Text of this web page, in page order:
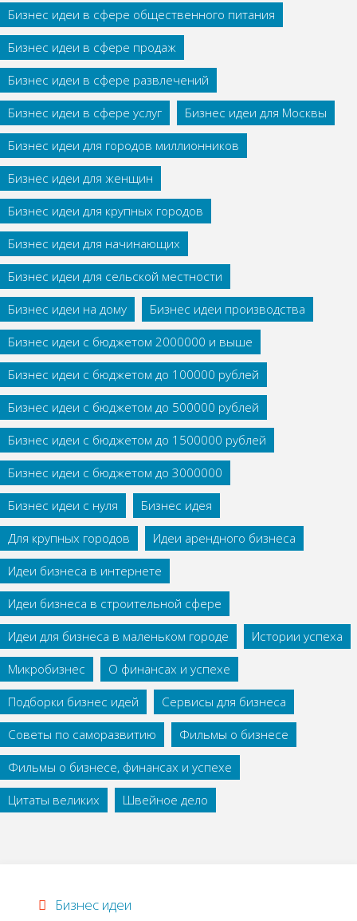
Бизнес идеи в сфере общественного питания
Бизнес идеи в сфере продаж
Бизнес идеи в сфере развлечений
Бизнес идеи в сфере услуг
Бизнес идеи для Москвы
Бизнес идеи для городов миллионников
Бизнес идеи для женщин
Бизнес идеи для крупных городов
Бизнес идеи для начинающих
Бизнес идеи для сельской местности
Бизнес идеи на дому
Бизнес идеи производства
Бизнес идеи с бюджетом 2000000 и выше
Бизнес идеи с бюджетом до 100000 рублей
Бизнес идеи с бюджетом до 500000 рублей
Бизнес идеи с бюджетом до 1500000 рублей
Бизнес идеи с бюджетом до 3000000
Бизнес идеи с нуля
Бизнес идея
Для крупных городов
Идеи арендного бизнеса
Идеи бизнеса в интернете
Идеи бизнеса в строительной сфере
Идеи для бизнеса в маленьком городе
Истории успеха
Микробизнес
О финансах и успехе
Подборки бизнес идей
Сервисы для бизнеса
Советы по саморазвитию
Фильмы о бизнесе
Фильмы о бизнесе, финансах и успехе
Цитаты великих
Швейное дело
Бизнес идеи